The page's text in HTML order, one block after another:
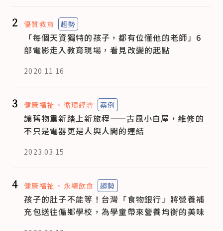
2 優質教育 趨勢
「每個天資獨特的孩子，都有位懂他的老師」6
部電影走入教育現場，看見改變的起點
2020.11.16
3 健康福祉 循環經濟 案例
讓舊物重新踏上新旅程——古風小白屋，維修的
不只是電器更是人與人間的連結
2023.03.15
4 健康福祉 永續飲食 趨勢
孩子的肚子不能等！台灣「食物銀行」將營養補
充包送往偏鄉學校，為學童帶來營養均衡的美味